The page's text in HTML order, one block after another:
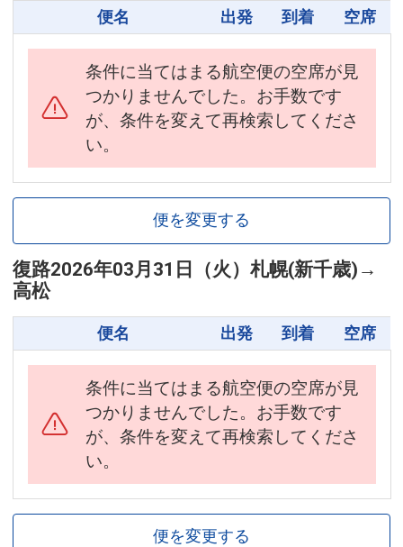
便名 出発 到着 空席
条件に当てはまる航空便の空席が見
つかりませんでした。お手数です
が、条件を変えて再検索してくださ
い。
便を変更する
復路2026年03月31日（火） 札幌(新千歳) →
高松
便名 出発 到着 空席
条件に当てはまる航空便の空席が見
つかりませんでした。お手数です
が、条件を変えて再検索してくださ
い。
便を変更する